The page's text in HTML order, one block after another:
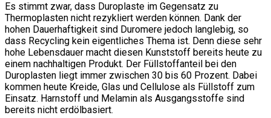
Es stimmt zwar, dass Duroplaste im Gegensatz zu
Thermoplasten nicht rezykliert werden können. Dank der
hohen Dauerhaftigkeit sind Duromere jedoch langlebig, so
dass Recycling kein eigentliches Thema ist. Denn diese sehr
hohe Lebensdauer macht diesen Kunststoff bereits heute zu
einem nachhaltigen Produkt. Der Füllstoffanteil bei den
Duroplasten liegt immer zwischen 30 bis 60 Prozent. Dabei
kommen heute Kreide, Glas und Cellulose als Füllstoff zum
Einsatz. Harnstoff und Melamin als Ausgangsstoffe sind
bereits nicht erdölbasiert.